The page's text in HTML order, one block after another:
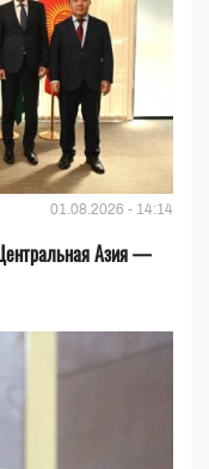
01.08.2026 - 14:14
Азия —